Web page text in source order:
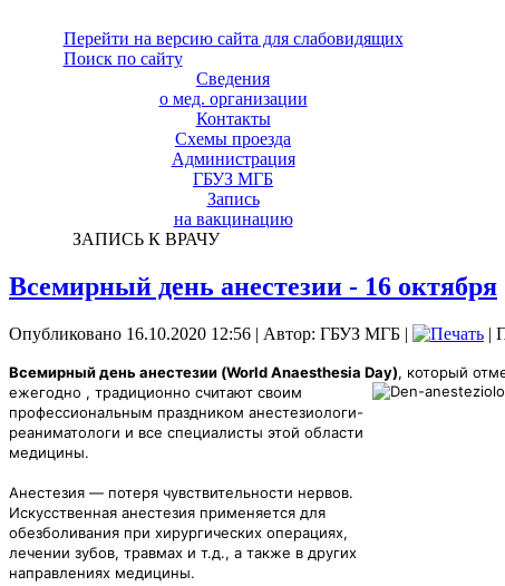
Перейти на версию сайта для слабовидящих
Поиск по сайту
Сведения
о мед. организации
Контакты
Схемы проезда
Администрация
ГБУЗ МГБ
Запись
на вакцинацию
ЗАПИСЬ К ВРАЧУ
Всемирный день анестезии - 16 октября
Опубликовано 16.10.2020 12:56 | Автор: ГБУЗ МГБ | |
Всемирный день анестезии (World Anaesthesia Day), который
ежегодно , традиционно считают своим
профессиональным праздником анестезиологи-
реаниматологи и все специалисты этой области
медицины.
Анестезия — потеря чувствительности нервов.
Искусственная анестезия применяется для
обезболивания при хирургических операциях,
лечении зубов, травмах и т.д., а также в других
направлениях медицины.